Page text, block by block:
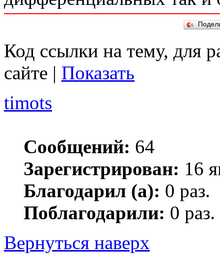
Код ссылки на тему, для
сайте | Показать
timots
Сообщений: 64
Зарегистрирован: 16
Благодарил (а): 0 раз.
Поблагодарили: 0 раз.
Вернуться наверх